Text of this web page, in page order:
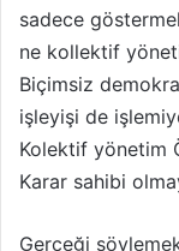
sadece
ne kollektif
Biçimsiz
işleyişi de
Kolektif yönetim
Karar sahibi
Gerçeği